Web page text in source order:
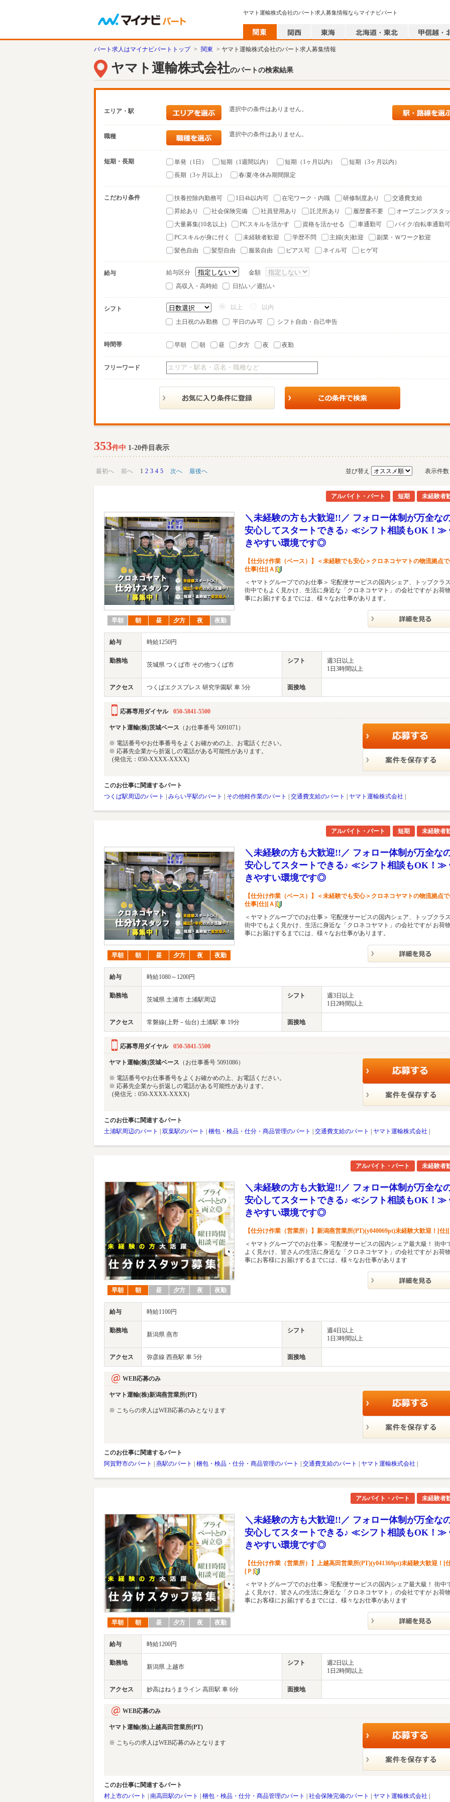
ヤマト運輸株式会社のパート求人募集情報ならマイナビパート
パート求人はマイナビパートトップ > 関東 > ヤマト運輸株式会社のパート求人募集情報
ヤマト運輸株式会社のパートの検索結果
エリア・駅 選択中の条件はありません。
職種 選択中の条件はありません。
短期・長期 単発（1日） 短期（1週間以内） 短期（1ヶ月以内）
短期（3ヶ月以内）
長期（3ヶ月以上）
春/夏/冬休み期間限定
こだわり条件 扶養控除内勤務可 1日4h以内可 在宅ワーク・内職 研修制度あり
交通費支給
昇給あり
社会保険完備 社員登用あり 託児所あり 履歴書不要
オープニングスタ
大量募集(10名以上)
PCスキルを活かす 資格を活かせる 車通勤可
バイク/自転車通勤可
PCスキルが身に付く
未経験者歓迎 学歴不問 主婦(夫)歓迎
副業・Ｗワーク歓迎
髪色自由
髪型自由 服装自由 ピアス可 ネイル可 ヒゲ可
給与 給与区分
金額
高収入・高時給
日払い／週払い
シフト 以上 以内
土日祝のみ勤務 平日のみ可 シフト自由・自己申告
時間帯 早朝 朝 昼 夕方 夜 夜勤
フリーワード
353件中 1-20件目表示
最初へ 前へ 1 2 3 4 5 次へ 最後へ 並び替え 表示件数
アルバイト・パート 短期 未経験者
早朝 朝 昼 夕方 夜 夜勤
＼未経験の方も大歓迎!!／ フォロー体制が万全な
安心してスタートできる♪ ≪シフト相談もOK！≫
きやすい環境です◎
【仕分け作業（ベース）】＜未経験でも安心＞クロネコヤマトの物流拠点
仕事[仕][Ａ]
＜ヤマトグループでのお仕事＞ 宅配便サービスの国内シェア、トップクラス
街中でもよく見かけ、生活に身近な「クロネコヤマト」の会社ですが お荷
事にお届けするまでには、様々なお仕事があります。
給与 時給1250円
勤務地
茨城県 つくば市 その他つくば市
シフト
週3日以上
1日3時間以上
アクセス つくばエクスプレス 研究学園駅 車 5分 面接地
応募専用ダイヤル 050-5841-5500
ヤマト運輸(株)茨城ベース （お仕事番号 5091071）
※ 電話番号やお仕事番号をよくお確かめの上、お電話ください。
※ 応募先企業から折返しの電話がある可能性があります。
(発信元：050-XXXX-XXXX)
このお仕事に関連するパート
つくば駅周辺のパート
みらい平駅のパート その他軽作業のパート 交通費支給のパート ヤマト運輸株式会社
アルバイト・パート 短期 未経験者
早朝 朝 昼 夕方 夜 夜勤
＼未経験の方も大歓迎!!／ フォロー体制が万全な
安心してスタートできる♪ ≪シフト相談もOK！≫
きやすい環境です◎
【仕分け作業（ベース）】＜未経験でも安心＞クロネコヤマトの物流拠点
仕事[仕][Ａ]
＜ヤマトグループでのお仕事＞ 宅配便サービスの国内シェア、トップクラス
街中でもよく見かけ、生活に身近な「クロネコヤマト」の会社ですが お荷
事にお届けするまでには、様々なお仕事があります。
給与 時給1080～1200円
勤務地
茨城県 土浦市 土浦駅周辺
シフト
週3日以上
1日2時間以上
アクセス 常磐線(上野－仙台) 土浦駅 車 19分 面接地
応募専用ダイヤル 050-5841-5500
ヤマト運輸(株)茨城ベース （お仕事番号 5091086）
※ 電話番号やお仕事番号をよくお確かめの上、お電話ください。
※ 応募先企業から折返しの電話がある可能性があります。
(発信元：050-XXXX-XXXX)
このお仕事に関連するパート
土浦駅周辺のパート
双葉駅のパート 梱包・検品・仕分・商品管理のパート 交通費支給のパート ヤマト運輸株式会社
アルバイト・パート 未経験者
早朝 朝 昼 夕方 夜 夜勤
＼未経験の方も大歓迎!!／ フォロー体制が万全な
安心してスタートできる♪ ≪シフト相談もOK！≫
きやすい環境です◎
【仕分け作業（営業所）】新潟燕営業所(PT)(y040069pt)未経験大歓迎！[仕
＜ヤマトグループでのお仕事＞ 宅配便サービスの国内シェア最大級！ 街中
よく見かけ、皆さんの生活に身近な「クロネコヤマト」の会社ですが お荷
事にお客様にお届けするまでには、様々なお仕事があります
給与 時給1100円
勤務地
新潟県 燕市
シフト
週4日以上
1日3時間以上
アクセス 弥彦線 西燕駅 車 5分 面接地
WEB応募のみ
ヤマト運輸(株)新潟燕営業所(PT)
※ こちらの求人はWEB応募のみとなります
このお仕事に関連するパート
阿賀野市のパート
燕駅のパート 梱包・検品・仕分・商品管理のパート 交通費支給のパート ヤマト運輸株式会社
アルバイト・パート 未経験者
早朝 朝 昼 夕方 夜 夜勤
＼未経験の方も大歓迎!!／ フォロー体制が万全な
安心してスタートできる♪ ≪シフト相談もOK！≫
きやすい環境です◎
【仕分け作業（営業所）】上越高田営業所(PT)(y041369pt)未経験大歓迎！[
[Ｐ]
＜ヤマトグループでのお仕事＞ 宅配便サービスの国内シェア最大級！ 街中
よく見かけ、皆さんの生活に身近な「クロネコヤマト」の会社ですが お荷
事にお客様にお届けするまでには、様々なお仕事があります
給与 時給1200円
勤務地
新潟県 上越市
シフト
週2日以上
1日2時間以上
アクセス 妙高はねうまライン 高田駅 車 6分 面接地
WEB応募のみ
ヤマト運輸(株)上越高田営業所(PT)
※ こちらの求人はWEB応募のみとなります
このお仕事に関連するパート
村上市のパート
南高田駅のパート 梱包・検品・仕分・商品管理のパート 社会保険完備のパート ヤマト運輸株式会社